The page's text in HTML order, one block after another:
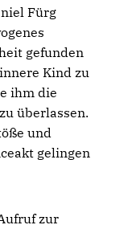
Fürg
gefunden
Kind zu
ihm die
überlassen.
und
gelingen
zur